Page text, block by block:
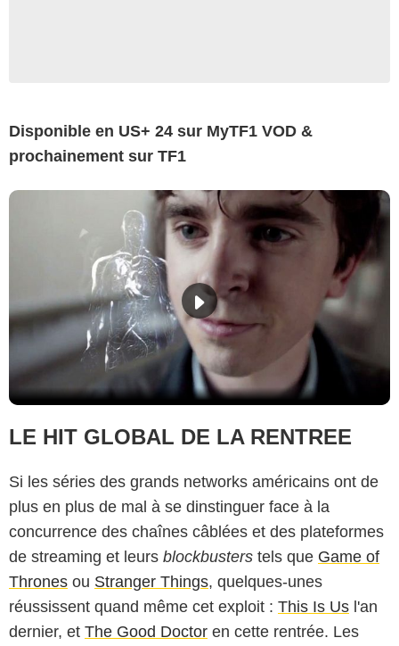
Disponible en US+ 24 sur MyTF1 VOD &
prochainement sur TF1
LE HIT GLOBAL DE LA RENTREE
Si les séries des grands networks américains ont de
plus en plus de mal à se dinstinguer face à la
concurrence des chaînes câblées et des plateformes
de streaming et leurs blockbusters tels que Game of
Thrones ou Stranger Things, quelques-unes
réussissent quand même cet exploit : This Is Us l'an
dernier, et The Good Doctor en cette rentrée. Les